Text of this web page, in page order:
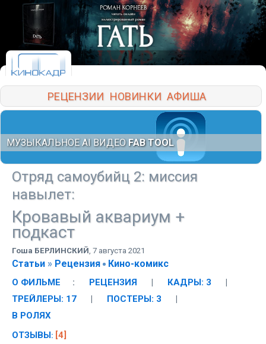
РЕЦЕНЗИИ НОВИНКИ АФИША
МУЗЫКАЛЬНОЕ AI ВИДЕО FAB TOOL
Отряд самоубийц 2: миссия
навылет:
Кровавый аквариум +
подкаст
Гоша БЕРЛИНСКИЙ, 7 августа 2021
Статьи » Рецензия Кино-комикс
О ФИЛЬМЕ : РЕЦЕНЗИЯ | КАДРЫ: 3
|
ТРЕЙЛЕРЫ: 17
| ПОСТЕРЫ: 3
|
В РОЛЯХ
ОТЗЫВЫ: [4]